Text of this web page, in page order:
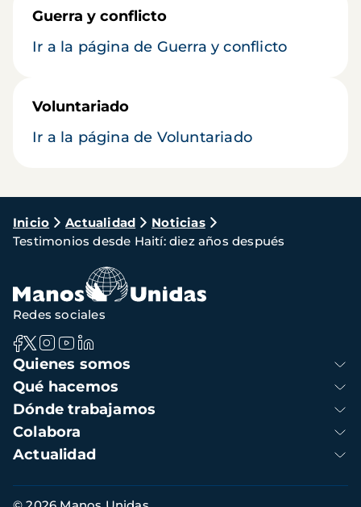
Guerra y conflicto
Ir a la página de Guerra y conflicto
Voluntariado
Ir a la página de Voluntariado
Ruta
de
navegación
Inicio Actualidad
Noticias
Testimonios desde Haití: diez años después
Navegación
principal
Quienes somos
Qué hacemos
Dónde trabajamos
Colabora
Actualidad
Redes sociales
Información